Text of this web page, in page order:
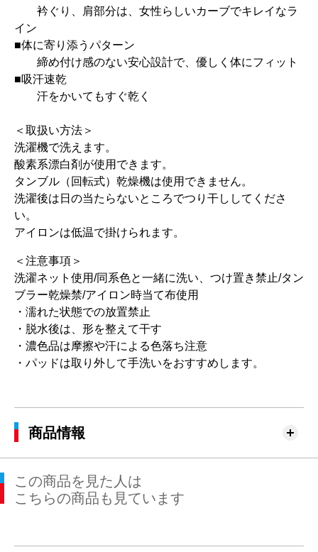
衿ぐり、肩部分は、女性らしいカーブでキレイなラ
イン
■体に寄り添うパターン
締め付け感のない安心設計で、優しく体にフィット
■吸汗速乾
汗をかいてもすぐ乾く
＜取扱い方法＞
洗濯機で洗えます。
酸素系漂白剤が使用できます。
タンブル（回転式）乾燥機は使用できません。
洗濯後は日の当たらないところでつり干ししてくださ
い。
アイロンは低温で掛けられます。
＜注意事項＞
洗濯ネット使用/同系色と一緒に洗い、つけ置き禁止/タン
ブラー乾燥禁/アイロン時当て布使用
・濡れた状態での放置禁止
・脱水後は、形を整えて干す
・濃色品は摩擦や汗による色落ち注意
・パッドは取り外して手洗いをおすすめします。
商品情報
この商品を見た人は
こちらの商品も見ています